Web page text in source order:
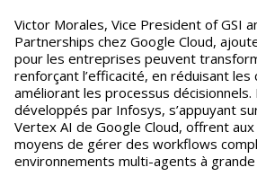
Victor Morales, Vice President of GSI
Partnerships chez Google Cloud,
pour les entreprises peuvent
renforçant l’efficacité, en réduisant les
améliorant les processus décisionnels.
développés par Infosys, s’appuyant
Vertex AI de Google Cloud, offrent
moyens de gérer des workflows
environnements multi-agents à grande